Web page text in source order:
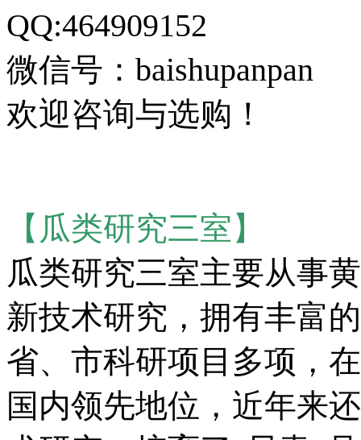
QQ:464909152
微信号：baishupanpan
欢迎咨询与选购！
【瓜类研究三室】
瓜类研究三室主要从事
新技术研究，拥有丰富
省、市科研项目多项，
国内领先地位，近年来